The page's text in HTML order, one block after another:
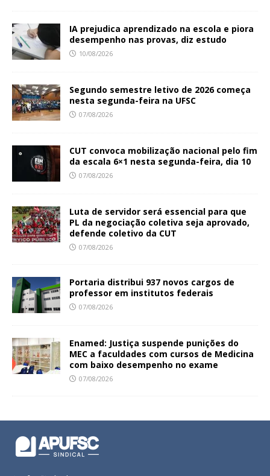
IA prejudica aprendizado na escola e piora
desempenho nas provas, diz estudo
10/08/2026
Segundo semestre letivo de 2026 começa
nesta segunda-feira na UFSC
07/08/2026
CUT convoca mobilização nacional pelo fim
da escala 6×1 nesta segunda-feira, dia 10
07/08/2026
Luta de servidor será essencial para que
PL da negociação coletiva seja aprovado,
defende coletivo da CUT
07/08/2026
Portaria distribui 937 novos cargos de
professor em institutos federais
07/08/2026
Enamed: Justiça suspende punições do
MEC a faculdades com cursos de Medicina
com baixo desempenho no exame
07/08/2026